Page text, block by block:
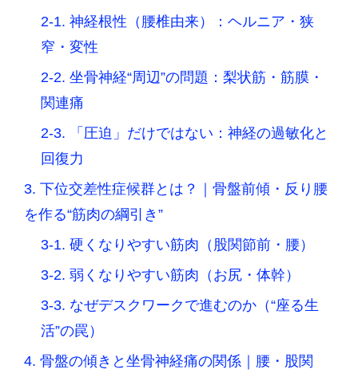
2-1. 神経根性（腰椎由来）：ヘルニア・狭
窄・変性
2-2. 坐骨神経“周辺”の問題：梨状筋・筋膜・
関連痛
2-3. 「圧迫」だけではない：神経の過敏化と
回復力
3. 下位交差性症候群とは？｜骨盤前傾・反り腰
を作る“筋肉の綱引き”
3-1. 硬くなりやすい筋肉（股関節前・腰）
3-2. 弱くなりやすい筋肉（お尻・体幹）
3-3. なぜデスクワークで進むのか（“座る生
活”の罠）
4. 骨盤の傾きと坐骨神経痛の関係｜腰・股関